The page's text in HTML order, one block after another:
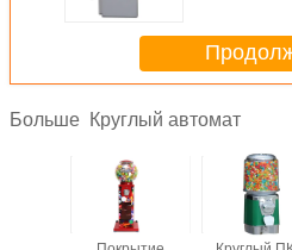
Больше Круглый автомат